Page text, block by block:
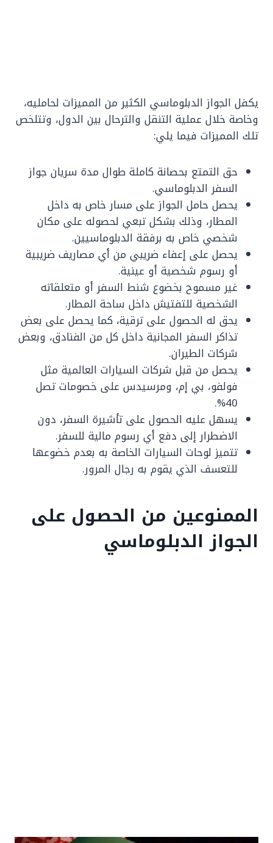
يكفل الجواز الدبلوماسي الكثير من المميزات لحامليه،
وخاصة خلال عملية التنقل والترحال بين الدول، وتتلخص
تلك المميزات فيما يلي:
حق التمتع بحصانة كاملة طوال مدة سريان جواز
السفر الدبلوماسي.
يحصل حامل الجواز على مسار خاص به داخل
المطار، وذلك بشكل تبعي لحصوله على مكان
شخصي خاص به برفقة الدبلوماسيين.
يحصل على إعفاء ضريبي من أي مصاريف ضريبية
أو رسوم شخصية أو عينية.
غير مسموح بخضوع شنط السفر أو متعلقاته
الشخصية للتفتيش داخل ساحة المطار.
يحق له الحصول على ترقية، كما يحصل على بعض
تذاكر السفر المجانية داخل كل من الفنادق، وبعض
شركات الطيران.
يحصل من قبل شركات السيارات العالمية مثل
فولفو، بي إم، ومرسيدس على خصومات تصل
40%.
يسهل عليه الحصول على تأشيرة السفر، دون
الاضطرار إلى دفع أي رسوم مالية للسفر.
تتميز لوحات السيارات الخاصة به بعدم خضوعها
للتعسف الذي يقوم به رجال المرور.
الممنوعين من الحصول على
الجواز الدبلوماسي